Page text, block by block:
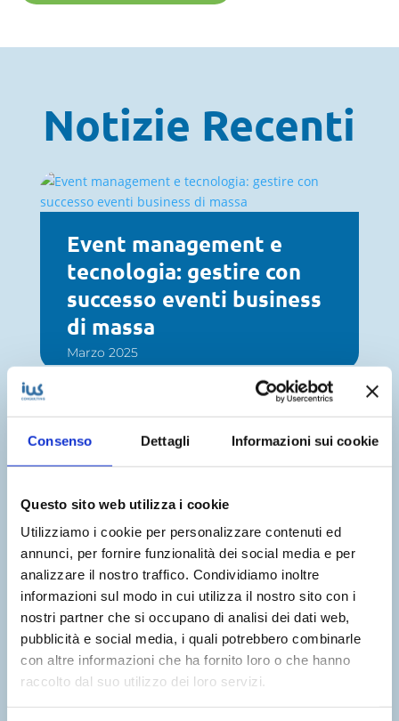
Consenso Dettagli Informazioni sui cookie
Questo sito web utilizza i cookie
Utilizziamo i cookie per personalizzare contenuti ed
annunci, per fornire funzionalità dei social media e per
analizzare il nostro traffico. Condividiamo inoltre
informazioni sul modo in cui utilizza il nostro sito con i
nostri partner che si occupano di analisi dei dati web,
pubblicità e social media, i quali potrebbero combinarle
con altre informazioni che ha fornito loro o che hanno
raccolto dal suo utilizzo dei loro servizi.
Notizie Recenti
Event management e
tecnologia: gestire con
successo eventi business
di massa
Marzo 2025
cos’è e come adeguarsi
Settembre 2024
L’impatto dell’RPA nel
Settore Bancario: